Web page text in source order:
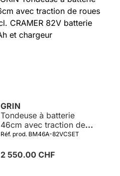
GRIN
Tondeuse à batterie
46cm avec traction de
roues incl. CRAMER 82V
Réf. prod. BM46A-82VCSET
2 550.00 CHF